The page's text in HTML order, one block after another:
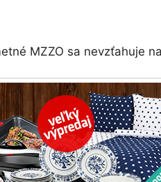
MZZO sa nevzťahuje